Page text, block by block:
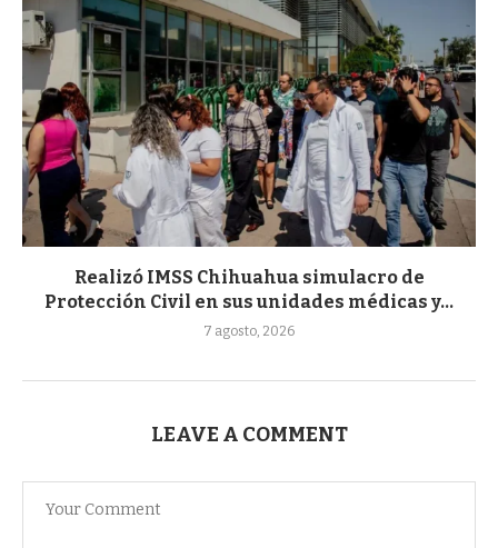
Realizó IMSS Chihuahua simulacro de
Protección Civil en sus unidades médicas y...
7 agosto, 2026
LEAVE A COMMENT